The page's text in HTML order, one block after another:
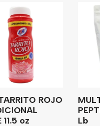
ROJO
11.5 oz
Lb